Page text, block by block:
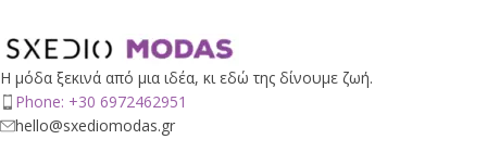
Η μόδα ξεκινά από μια ιδέα, κι εδώ της δίνουμε ζωή.
Phone: +30 6972462951
hello@sxediomodas.gr